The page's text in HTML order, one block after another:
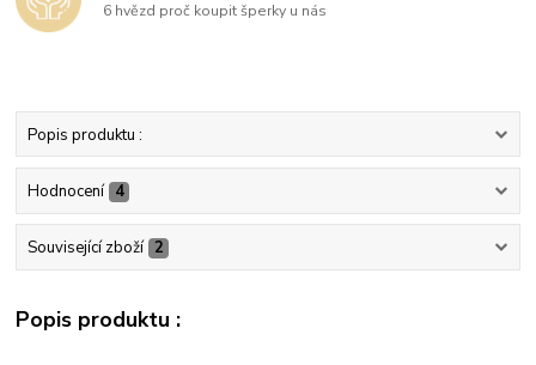
6 hvězd proč koupit šperky u nás
Popis produktu :
Hodnocení 4
Související zboží 2
Popis produktu :